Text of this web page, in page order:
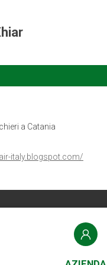
a Catania
italy.blogspot.com/